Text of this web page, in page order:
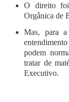
O direito
Orgânica de
Mas, para
podem
tratar de
Executivo.